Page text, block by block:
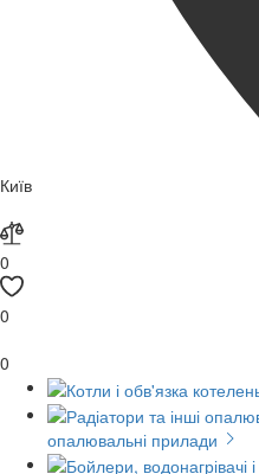
Київ
0
0
0
опалювальні прилади